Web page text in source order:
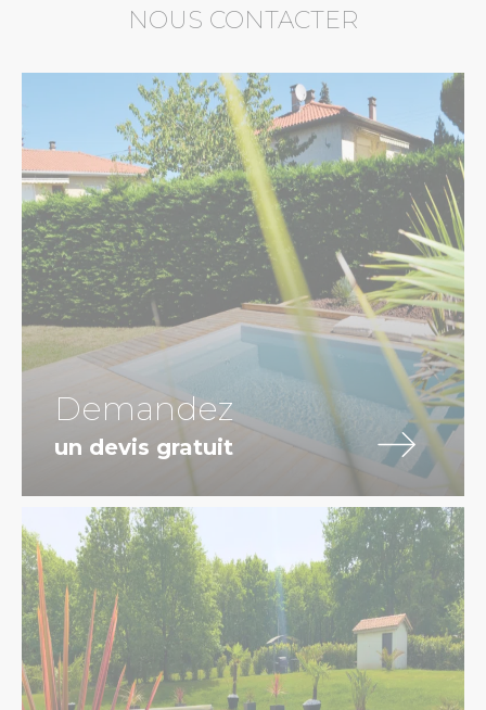
NOUS CONTACTER
Demandez
un devis gratuit